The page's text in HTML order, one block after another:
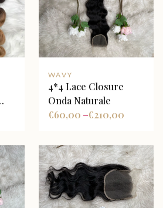
WAVY
4*4 Lace Closure
Onda Naturale
60,00
€ – 210,00
€